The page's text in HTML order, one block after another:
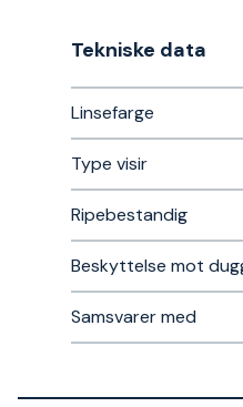
Tekniske data​
Linsefarge
Type visir
Ripebestandig
Beskyttelse mot
Samsvarer med